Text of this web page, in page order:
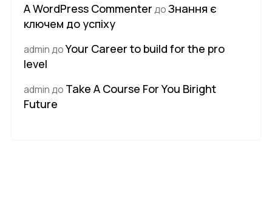
A WordPress CommenterдоЗнання є
ключем до успіху
adminдоYour Career to build for the pro
level
adminдо Take A Course For You Biright
Future